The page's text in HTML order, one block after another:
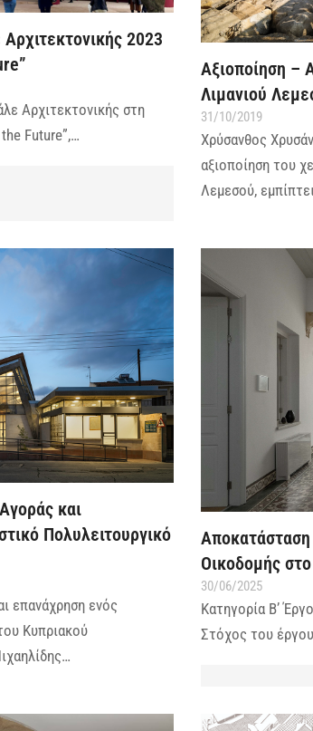
2023
Αρχιτεκτονικής στη
Future”,…
Αξιοποίηση –
Λιμανιού
31/10/2019
Χρύσανθος
αξιοποίηση του
Λεμεσού,
και
Πολυλειτουργικό
επανάχρηση ενός
Κυπριακού
Οικοδομής
30/06/2025
Κατηγορία Β’
Στόχος του